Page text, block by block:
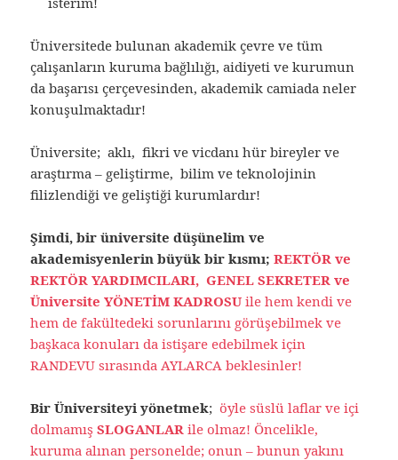
Üniversitede bulunan akademik çevre ve tüm
çalışanların kuruma bağlılığı, aidiyeti ve kurumun
da başarısı çerçevesinden, akademik camiada neler
konuşulmaktadır!
Üniversite; aklı, fikri ve vicdanı hür bireyler ve
araştırma – geliştirme, bilim ve teknolojinin
filizlendiği ve geliştiği kurumlardır!
Şimdi, bir üniversite düşünelim ve
akademisyenlerin büyük bir kısmı; REKTÖR ve
REKTÖR YARDIMCILARI, GENEL SEKRETER ve
Üniversite YÖNETİM KADROSU ile hem kendi ve
hem de fakültedeki sorunlarını görüşebilmek ve
başkaca konuları da istişare edebilmek için
RANDEVU sırasında AYLARCA beklesinler!
Bir Üniversiteyi yönetmek;öyle süslü laflar ve içi
dolmamışSLOGANLAR ile olmaz! Öncelikle,
kuruma alınan personelde; onun – bunun yakını